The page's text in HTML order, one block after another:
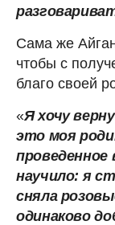
Сама же
чтобы с
благо своей
«Я хочу
это моя
проведенное
научило: я
сняла
одинаково